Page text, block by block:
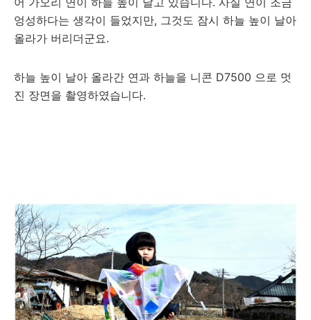
엉성하다는 생각이 들었지만, 그것도 잠시 하늘 높이 날아
올라가 버리더군요.
하늘 높이 날아 올라간 연과 하늘을 니콘 D7500 으로 멋
진 장면을 촬영하였습니다.